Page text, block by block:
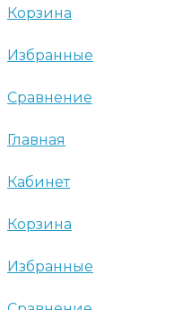
Корзина
Избранные
Сравнение
Главная
Кабинет
Корзина
Избранные